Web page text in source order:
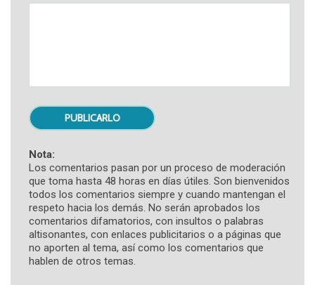
Nota:
Los comentarios pasan por un proceso de moderación
que toma hasta 48 horas en días útiles. Son bienvenidos
todos los comentarios siempre y cuando mantengan el
respeto hacia los demás. No serán aprobados los
comentarios difamatorios, con insultos o palabras
altisonantes, con enlaces publicitarios o a páginas que
no aporten al tema, así como los comentarios que
hablen de otros temas.